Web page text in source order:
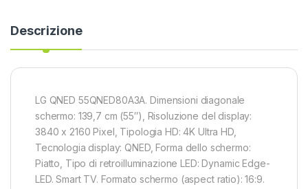
Descrizione
LG QNED 55QNED80A3A. Dimensioni diagonale
schermo: 139,7 cm (55″), Risoluzione del display:
3840 x 2160 Pixel, Tipologia HD: 4K Ultra HD,
Tecnologia display: QNED, Forma dello schermo:
Piatto, Tipo di retroilluminazione LED: Dynamic Edge-
LED. Smart TV. Formato schermo (aspect ratio): 16:9.